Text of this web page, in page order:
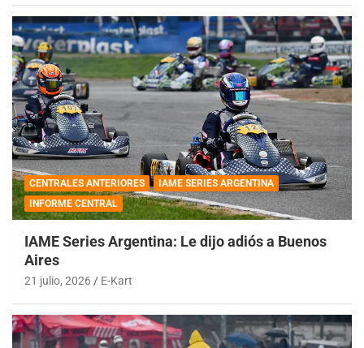
CENTRALES ANTERIORES
IAME SERIES ARGENTINA
INFORME CENTRAL
IAME Series Argentina: Le dijo adiós a Buenos
Aires
21 julio, 2026 E-Kart